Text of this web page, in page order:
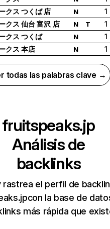
クス つくば 店
N
1
クス 仙台 富沢 店
N T
1
クス つくば
N
1
クス 本店
N 1
todas las palabras clave →
fruitspeaks.jp
Análisis de
backlinks
rastrea el perfil de
la base de
más rápida que